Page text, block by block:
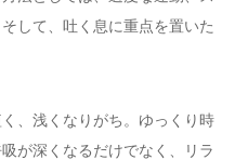
して、吐く息に重点を置いた
、浅くなりがち。ゆっくり時
が深くなるだけでなく、リラ